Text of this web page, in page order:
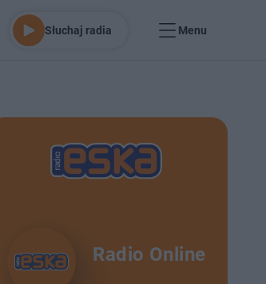
Słuchaj radia Menu
Radio Online